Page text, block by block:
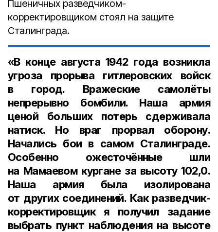
Пшеничных разведчиком-
корректировщиком стоял на защите
Сталинграда.
«В концеавгуста 1942 года возникла
угроза прорыва гитлеровских войск
в город. Вражеские самолёты
непрерывно бомбили. Наша армия
ценой больших потерь сдерживала
натиск. Но враг прорвал оборону.
Начались бои в самом Сталин­граде.
Особенно ожесточённые шли
на Мамаевом кургане за высоту102,0.
Наша армия была изолирована
от других соединений. Как разведчик-
корректировщик я получил задание
выбрать пункт наблюдения на высоте